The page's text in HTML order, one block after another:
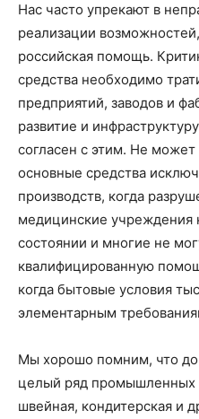
Нас часто упрекают в
реализации
российская помощь.
средства необходимо
предприятий, заводов и
развитие и
согласен с этим. Не может
основные средства
производств, когда
медицинские учреждения
состоянии и многие не
квалифицированную
когда бытовые условия
элементарным
Мы хорошо помним, что до
целый ряд промышленных
швейная, кондитерская и